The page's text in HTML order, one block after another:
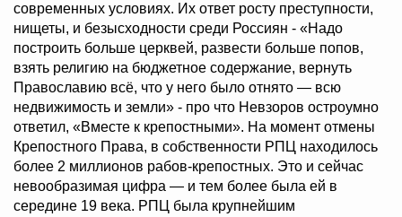
современных условиях. Их ответ росту преступности,
нищеты, и безысходности среди Россиян - «Надо
построить больше церквей, развести больше попов,
взять религию на бюджетное содержание, вернуть
Православию всё, что у него было отнято — всю
недвижимость и земли» - про что Невзоров остроумно
ответил, «Вместе к крепостными». На момент отмены
Крепостного Права, в собственности РПЦ находилось
более 2 миллионов рабов-крепостных. Это и сейчас
невообразимая цифра — и тем более была ей в
середине 19 века. РПЦ была крупнейшим